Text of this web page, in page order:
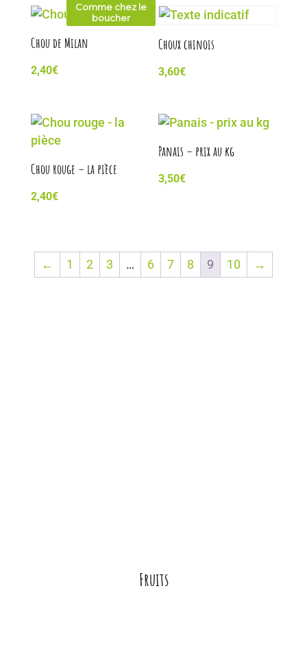
Comme chez le
boucher
Chou de Milan
2,40€
Choux chinois
3,60€
Chou rouge – la pièce
2,40€
Panais – prix au kg
3,50€
← 1 2 3 … 6 7 8 9 10 →
Fruits